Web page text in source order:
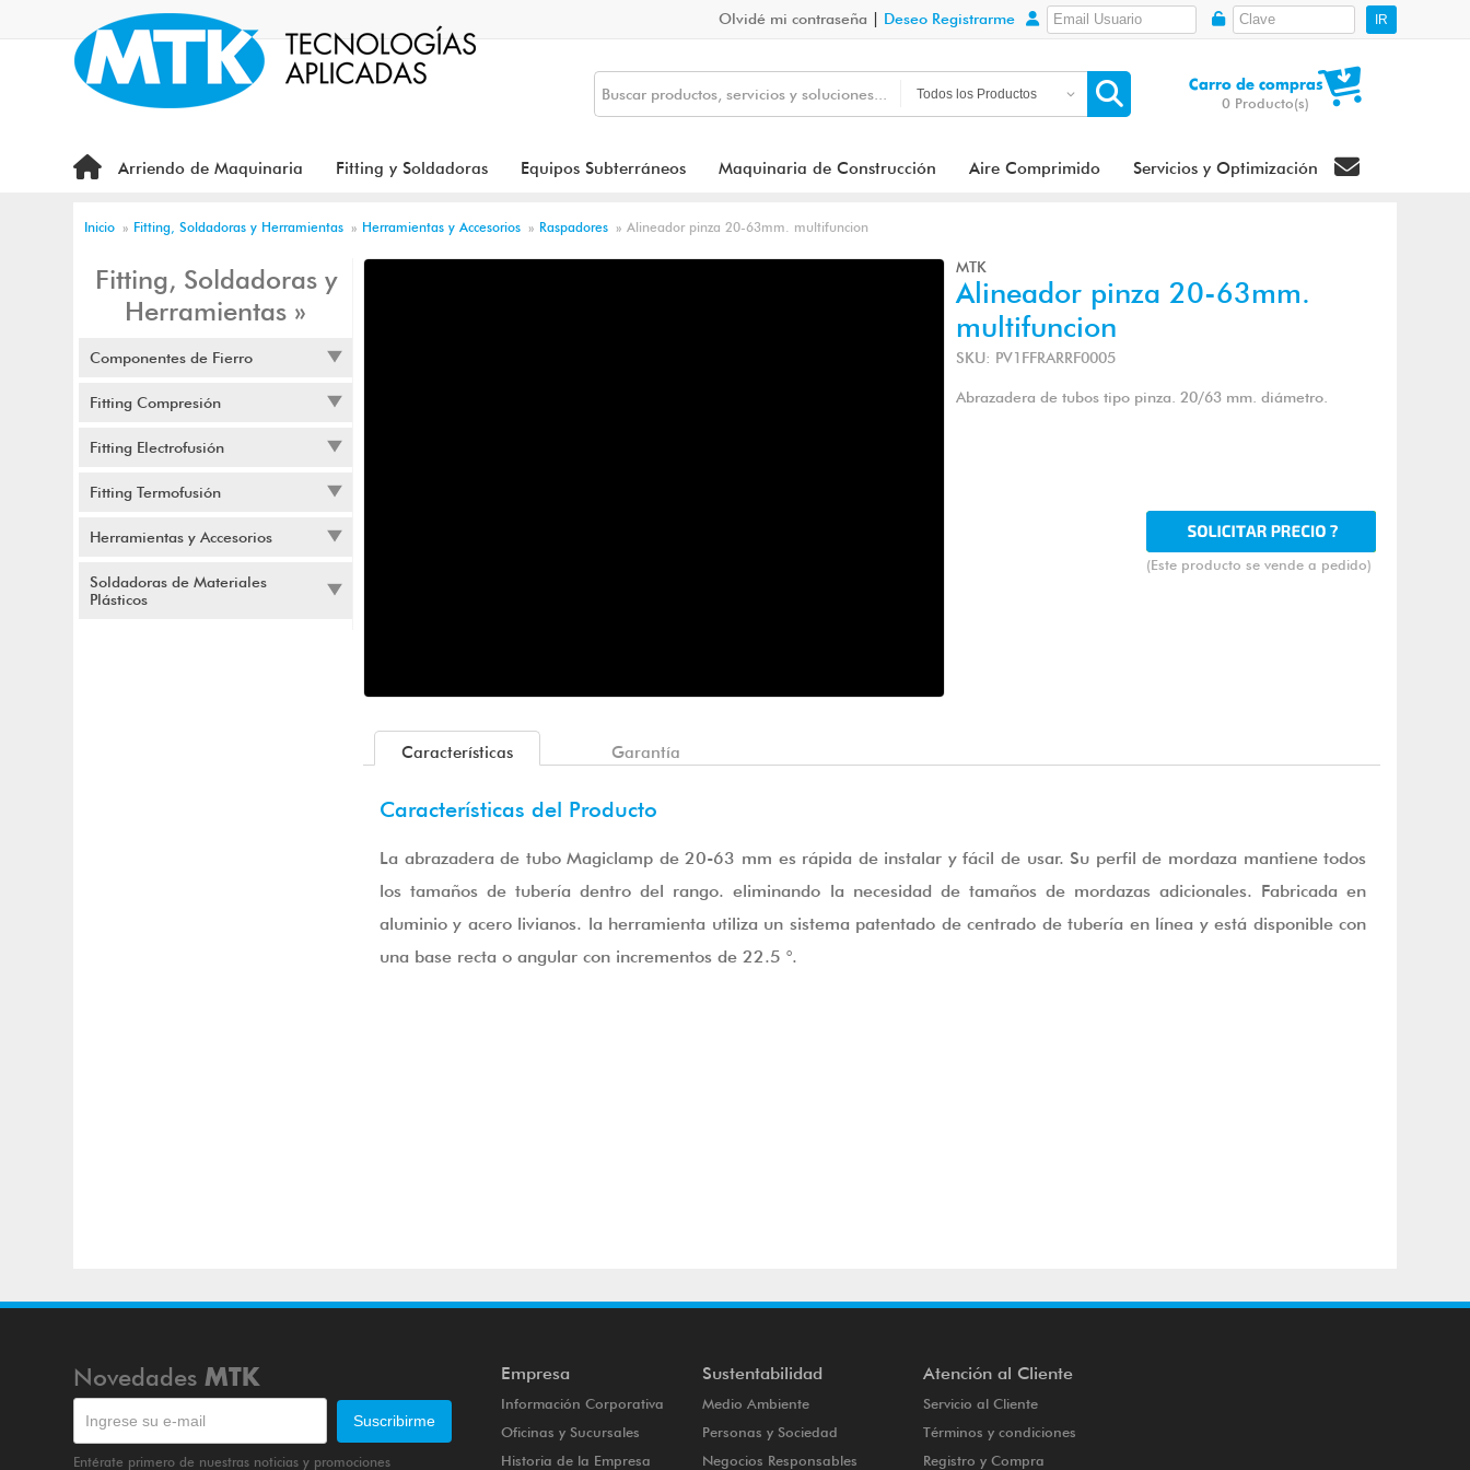
Olvidé mi contraseña Deseo Registrarme IR
Arriendo de Maquinaria Fitting y Soldadoras Equipos Subterráneos Maquinaria de Construcción Aire Comprimido Servicios y Optimización
Carro de compras
0 Producto(s)
Inicio » Fitting, Soldadoras y Herramientas » Herramientas y Accesorios » Raspadores » Alineador pinza 20-63mm. multifuncion
Fitting, Soldadoras y
Herramientas »
Componentes de Fierro
Fitting Compresión
Fitting Electrofusión
Fitting Termofusión
Herramientas y Accesorios
Soldadoras de Materiales
Plásticos
MTK
Alineador pinza 20-63mm.
multifuncion
SKU: PV1FFRARRF0005
Abrazadera de tubos tipo pinza. 20/63 mm. diámetro.
(Este producto se vende a pedido)
Características Garantía
Características del Producto
La abrazadera de tubo Magiclamp de 20-63 mm es rápida de instalar y fácil de usar. Su perfil de mordaza mantiene todos
los tamaños de tubería dentro del rango. eliminando la necesidad de tamaños de mordazas adicionales. Fabricada en
aluminio y acero livianos. la herramienta utiliza un sistema patentado de centrado de tubería en línea y está disponible con
una base recta o angular con incrementos de 22.5 °.
Novedades MTK
Entérate primero de nuestras noticias y promociones
Empresa
Información Corporativa
Oficinas y Sucursales
Historia de la Empresa
Sustentabilidad
Medio Ambiente
Personas y Sociedad
Negocios Responsables
Atención al Cliente
Servicio al Cliente
Términos y condiciones
Registro y Compra